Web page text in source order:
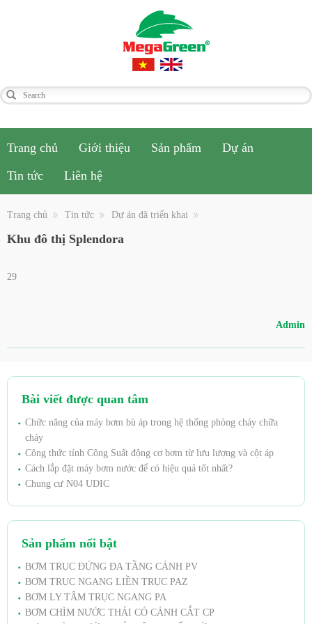
Trang chủ Giới thiệu Sản phẩm
Dự án
Tin tức
Liên hệ
Trang chủ Tin tức Dự án đã triển khai
Khu đô thị Splendora
29
Admin
Bài viết được quan tâm
Chức năng của máy bơm bù áp trong hệ thống phòng cháy chữa
cháy
Công thức tính Công Suất động cơ bơm từ lưu lượng và cột áp
Cách lắp đặt máy bơm nước để có hiệu quả tốt nhất?
Chung cư N04 UDIC
Sản phẩm nổi bật
BƠM TRỤC ĐỨNG ĐA TẦNG CÁNH PV
BƠM TRỤC NGANG LIỀN TRỤC PAZ
BƠM LY TÂM TRỤC NGANG PA
BƠM CHÌM NƯỚC THẢI CÓ CÁNH CẮT CP